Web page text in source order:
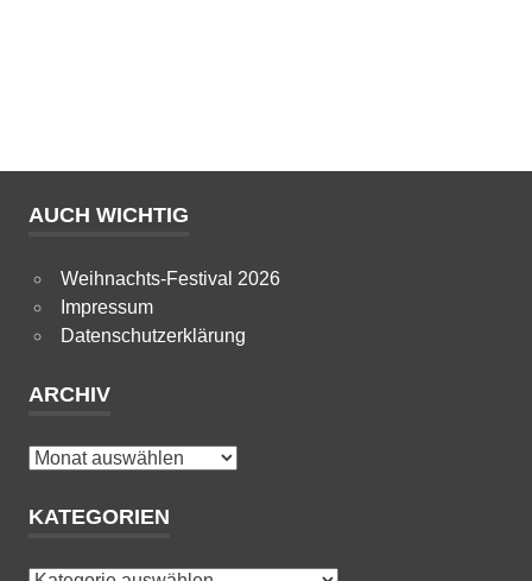
AUCH WICHTIG
Weihnachts-Festival 2026
Impressum
Datenschutzerklärung
ARCHIV
Archiv
KATEGORIEN